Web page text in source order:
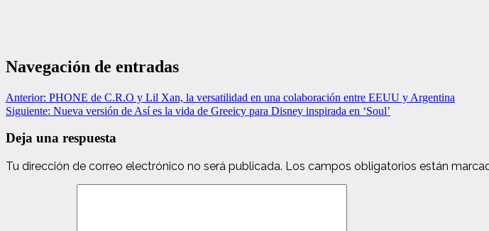
Navegación de entradas
Anterior: PHONE de C.R.O y Lil Xan, la versatilidad en una colaboración entre EEUU y Argentina
Siguiente: Nueva versión de Así es la vida de Greeicy para Disney inspirada en ‘Soul’
Deja una respuesta
Tu dirección de correo electrónico no será publicada. Los campos obligatorios están